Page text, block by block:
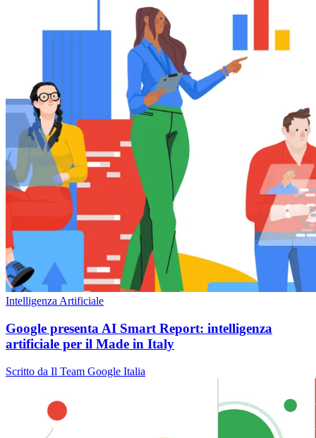
Intelligenza Artificiale
Google presenta AI Smart Report: intelligenza
artificiale per il Made in Italy
Scritto da Il Team Google Italia